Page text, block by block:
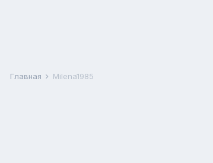
Главная Milena1985